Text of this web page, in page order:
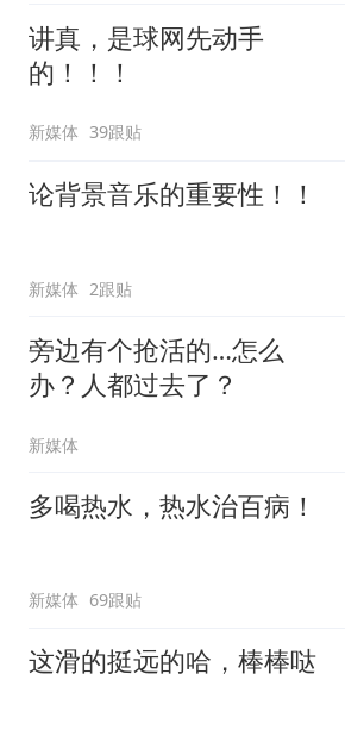
讲真，是球网先动手
的！！！
新媒体 39跟贴
论背景音乐的重要性！！
新媒体 2跟贴
旁边有个抢活的…怎么
办？人都过去了？
新媒体
多喝热水，热水治百病！
新媒体 69跟贴
这滑的挺远的哈，棒棒哒